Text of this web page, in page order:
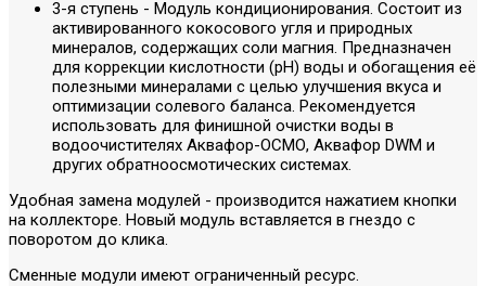
3-я ступень - Модуль кондиционирования. Состоит из
активированного кокосового угля и природных
минералов, содержащих соли магния. Предназначен
для коррекции кислотности (рН) воды и обогащения её
полезными минералами с целью улучшения вкуса и
оптимизации солевого баланса. Рекомендуется
использовать для финишной очистки воды в
водоочистителях Аквафор-ОСМО, Аквафор DWM и
других обратноосмотических системах.
Удобная замена модулей - производится нажатием кнопки
на коллекторе. Новый модуль вставляется в гнездо с
поворотом до клика.
Сменные модули имеют ограниченный ресурс.